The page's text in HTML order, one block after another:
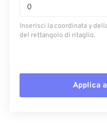
Inserisci la coordinata y
del rettangolo di ritaglio.
Applica